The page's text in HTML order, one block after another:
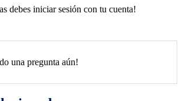
debes iniciar sesión con tu cuenta!
una pregunta aún!